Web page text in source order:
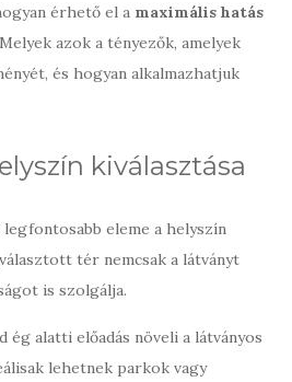
érhető el a maximális hatás
azok a tényezők, amelyek
és hogyan alkalmazhatjuk
kiválasztása
eleme a helyszín
tér nemcsak a látványt
is szolgálja.
ég alatti előadás növeli a látványos
lehetnek parkok vagy